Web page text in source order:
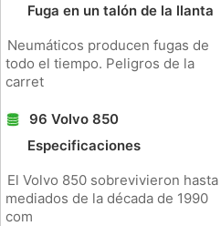
Fuga en un talón de la llanta
Neumáticos producen fugas de
todo el tiempo. Peligros de la
carret
96 Volvo 850
Especificaciones
El Volvo 850 sobrevivieron hasta
mediados de la década de 1990
com